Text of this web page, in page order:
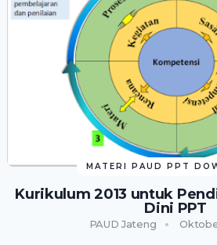
MATERI PAUD PPT
Kurikulum 2013 untuk
Dini PPT
PAUD Jateng